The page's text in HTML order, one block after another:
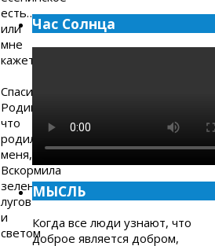
есть…
или
мне
кажется?
Спасибо,
Родина,
что
родила
меня,
Вскормила
зеленью
лугов
и
светом
Час Солнца
МЫСЛЬ
Когда все люди узнают, что
доброе является добром,